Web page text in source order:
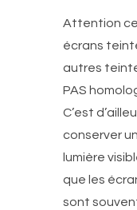
Attention
écrans
autres
PAS
C’est
conserver
lumière
que les
sont